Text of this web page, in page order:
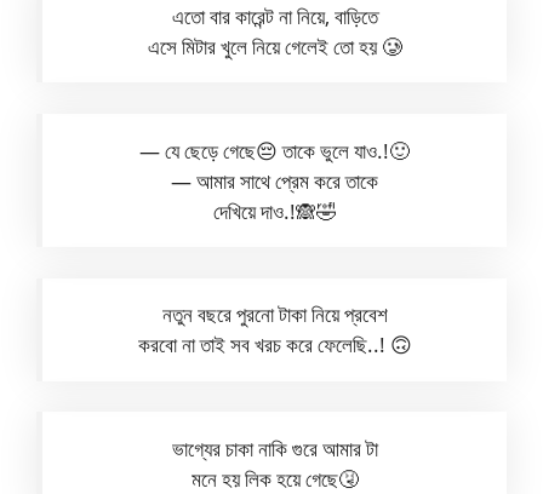
এতো বার কারেন্ট না নিয়ে, বাড়িতে
এসে মিটার খুলে নিয়ে গেলেই তো হয় 🥲
— যে ছেড়ে গেছে😔 তাকে ভুলে যাও.!🙂
— আমার সাথে প্রেম করে তাকে
দেখিয়ে দাও.!🙈🤣
নতুন বছরে পুরনো টাকা নিয়ে প্রবেশ
করবো না তাই সব খরচ করে ফেলেছি..! 🙃
ভাগ্যের চাকা নাকি গুরে আমার টা
মনে হয় লিক হয়ে গেছে🤧